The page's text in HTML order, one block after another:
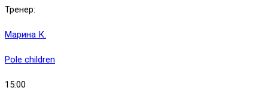
Тренер:
Марина К.
Pole children
15:00